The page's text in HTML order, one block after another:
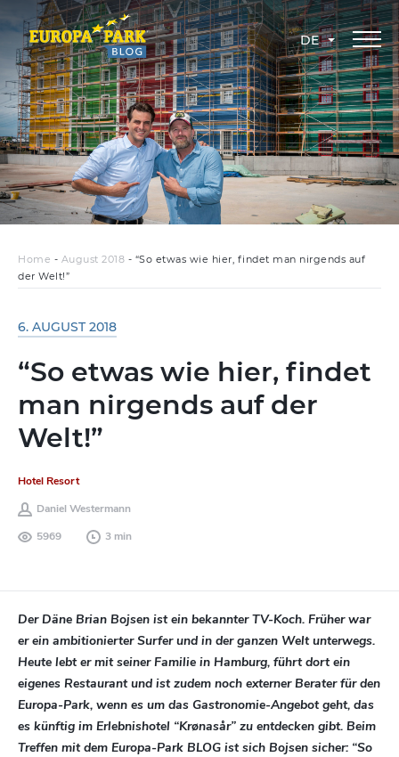
DE
Home - August 2018 - “So etwas wie hier, findet man nirgends auf
der Welt!”
6. AUGUST 2018
“So etwas wie hier, findet
man nirgends auf der
Welt!”
Hotel Resort
Daniel Westermann
5969
3 min
Der Däne Brian Bojsen ist ein bekannter TV-Koch. Früher war
er ein ambitionierter Surfer und in der ganzen Welt unterwegs.
Heute lebt er mit seiner Familie in Hamburg, führt dort ein
eigenes Restaurant und ist zudem noch externer Berater für den
Europa-Park, wenn es um das Gastronomie-Angebot geht, das
es künftig im Erlebnishotel “Krønasår” zu entdecken gibt. Beim
Treffen mit dem Europa-Park BLOG ist sich Bojsen sicher: “So